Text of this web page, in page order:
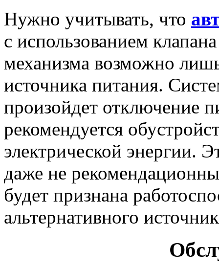
Нужно учитывать, что
с использованием
механизма возможно
источника питания.
произойдет отключение
рекомендуется
электрической энергии.
даже не
будет признана
альтернативного